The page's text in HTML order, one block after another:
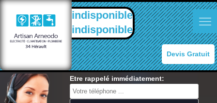
indisponible
indisponible
Devis Gratuit
Etre rappelé immédiatement: